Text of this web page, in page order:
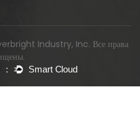
Industry, Inc. Все права